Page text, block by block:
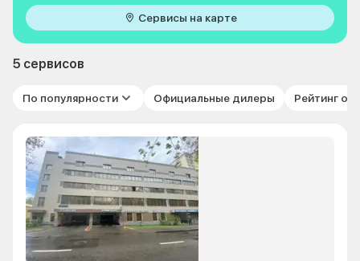
Сервисы на карте
5 сервисов
По популярности Официальные дилеры Рейтинг